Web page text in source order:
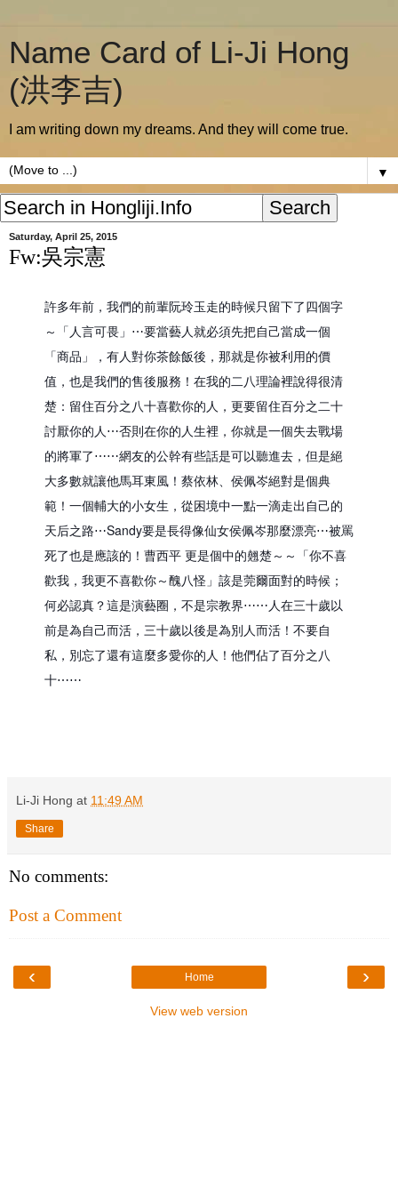
Name Card of Li-Ji Hong
(洪李吉)
I am writing down my dreams. And they will come true.
▼
Saturday, April 25, 2015
Fw:吳宗憲
許多年前，我們的前輩阮玲玉走的時候只留下了四個字
～「人言可畏」⋯要當藝人就必須先把自己當成一個
「商品」，有人對你茶餘飯後，那就是你被利用的價
值，也是我們的售後服務！ 在我的二八理論裡說得很清
楚：留住百分之八十喜歡你的人，更要留住百分之二十
討厭你的人⋯否則在你的人生裡，你就是一個失去戰場
的將軍了⋯⋯網友的公幹有些話是可以聽進去，但是絕
大多數就讓他馬耳東風！ 蔡依林、侯佩岑絕對是個典
範！一個輔大的小女生，從困境中一點一滴走出自己的
天后之路⋯Sandy要是長得像仙女侯佩岑那麼漂亮⋯被罵
死了也是應該的！ 曹西平 更是個中的翹楚～～「你不喜
歡我，我更不喜歡你～醜八怪」 該是莞爾面對的時候；
何必認真？這是演藝圈，不是宗教界⋯⋯ 人在三十歲以
前是為自己而活，三十歲以後是為別人而活！ 不要自
私，別忘了還有這麼多愛你的人！他們佔了百分之八
十⋯⋯
Li-Ji Hong at 11:49 AM
Share
No comments:
Post a Comment
‹ ›
Home
View web version